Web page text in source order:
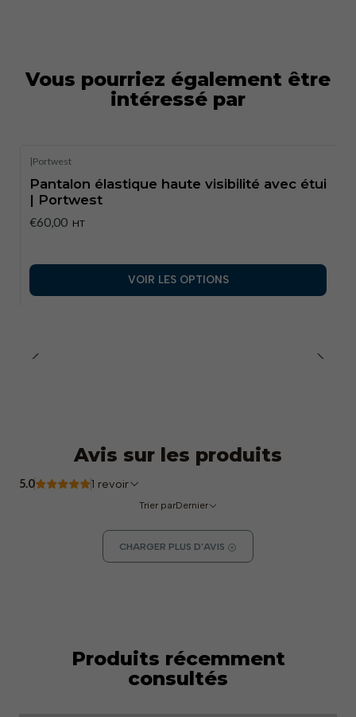
Vous pourriez également être
intéressé par
|Portwest
Pantalon élastique haute visibilité avec étui
| Portwest
€60,00 HT
VOIR LES OPTIONS
Avis sur les produits
5.0 1 revoir
Trier parDernier
CHARGER PLUS D'AVIS
Produits récemment
consultés